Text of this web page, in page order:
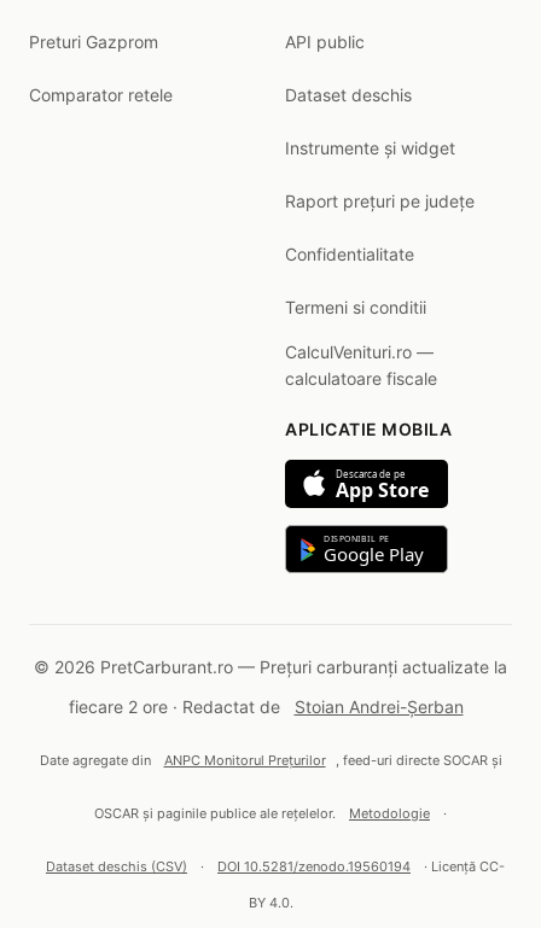
Preturi Gazprom
Comparator retele
API public
Dataset deschis
Instrumente și widget
Raport prețuri pe județe
Confidentialitate
Termeni si conditii
CalculVenituri.ro —
calculatoare fiscale
APLICATIE MOBILA
Descarca de pe
App Store
DISPONIBIL PE
Google Play
© 2026 PretCarburant.ro — Prețuri carburanți actualizate la
fiecare 2 ore · Redactat de
Stoian Andrei-Șerban
Date agregate din ANPC Monitorul Prețurilor , feed-uri directe SOCAR și
OSCAR și paginile publice ale rețelelor. Metodologie ·
Dataset deschis (CSV) · DOI 10.5281/zenodo.19560194 · Licență CC-
BY 4.0.